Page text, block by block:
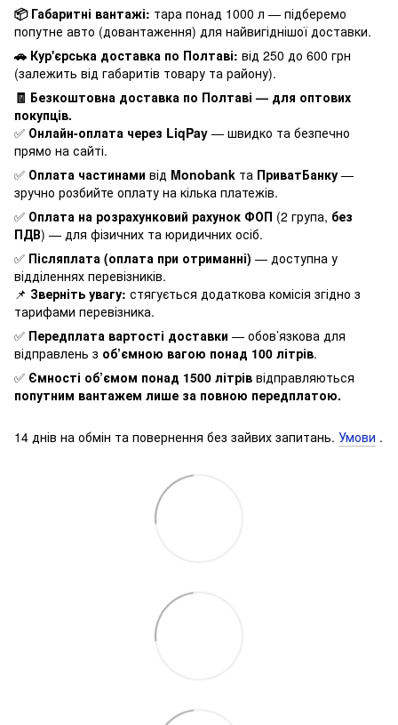
📦 Габаритні вантажі: тара понад 1000 л — підберемо
попутне авто (довантаження) для найвигіднішої доставки.
🚗 Кур'єрська доставка по Полтаві: від 250 до 600 грн
(залежить від габаритів товару та району).
🧾 Безкоштовна доставка по Полтаві — для оптових
покупців.
✅ Онлайн-оплата через LiqPay — швидко та безпечно
прямо на сайті.
✅ Оплата частинами від Monobank та ПриватБанку —
зручно розбийте оплату на кілька платежів.
✅ Оплата на розрахунковий рахунок ФОП (2 група, без
ПДВ) — для фізичних та юридичних осіб.
✅ Післяплата (оплата при отриманні) — доступна у
відділеннях перевізників.
📌 Зверніть увагу: стягується додаткова комісія згідно з
тарифами перевізника.
✅ Передплата вартості доставки — обов’язкова для
відправлень з об’ємною вагою понад 100 літрів.
✅ Ємності об’ємом понад 1500 літрів відправляються
попутним вантажем лише за повною передплатою.
14 днів на обмін та повернення без зайвих запитань. Умови .